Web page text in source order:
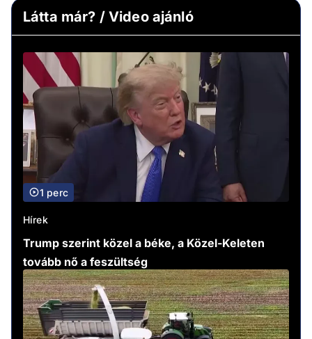
Látta már? / Video ajánló
1 perc
Hírek
Trump szerint közel a béke, a Közel-Keleten
tovább nő a feszültség